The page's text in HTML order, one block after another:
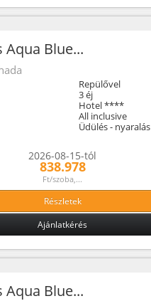
Aqua Blue...
Repülővel
3 éj
Hotel ****
All inclusive
Üdülés - nyaralás
2026-08-15-tól
838.978
Ft/szoba,...
Részletek
Ajánlatkérés
Aqua Blue...